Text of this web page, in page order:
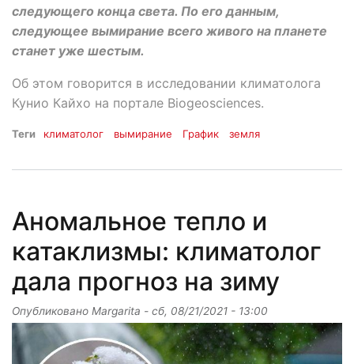
следующего конца света. По его данным,
следующее вымирание всего живого на планете
станет уже шестым.
Об этом говорится в исследовании климатолога
Кунио Кайхо на портале Biogeosciences.
Теги климатолог вымирание График земля
Аномальное тепло и
катаклизмы: климатолог
дала прогноз на зиму
Опубликовано Margarita - сб, 08/21/2021 - 13:00